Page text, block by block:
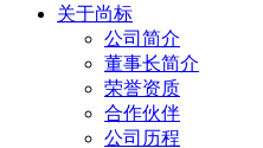
关于尚标
公司简介
董事长简介
荣誉资质
合作伙伴
公司历程